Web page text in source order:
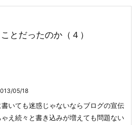
とだったのか（４）
05/18
書いても迷惑じゃないならブログの宣伝
え 続々と書き込みが増えても問題ない